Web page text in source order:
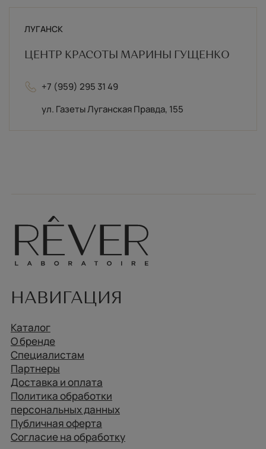
ЛУГАНСК
ЦЕНТР КРАСОТЫ МАРИНЫ ГУЩЕНКО
+7 (959) 295 31 49
ул. Газеты Луганская Правда, 155